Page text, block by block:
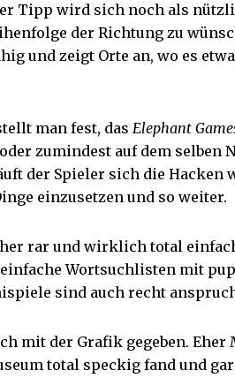
Tipp wird sich noch als
der Richtung zu
und zeigt Orte an, wo es
man fest, das Elephant
zumindest auf dem selben
der Spieler sich die Hacken
einzusetzen und so weiter.
rar und wirklich total
Wortsuchlisten mit
sind auch recht
mit der Grafik gegeben. Eher
total speckig fand und